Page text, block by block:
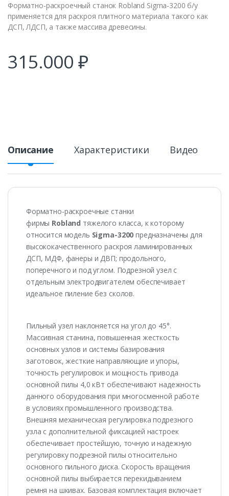
Форматно-раскроечный станок Robland Sigma-3200 б/у
применяется для раскроя плитного материала такого как
ДСП, ЛДСП, а также массива древесины.
315.000 ₽
Описание Характеристики Видео
Форматно-раскроечные станки
фирмы Robland тяжелого класса, к которому
относится модель Sigma-3200 предназначены для
высококачественного раскроя ламинированных
ДСП, МДФ, фанеры и ДВП; продольного,
поперечного и под углом. Подрезной узел с
отдельным электродвигателем обеспечивает
идеальное пиление без сколов.
Пильный узел наклоняется на угол до 45°.
Массивная станина, повышенная жесткость
основных узлов и системы базирования
заготовок, жесткие направляющие и упоры,
точность регулировок и мощность привода
основной пилы 4,0 кВт обеспечивают надежность
данного оборудования при многосменной работе
в условиях промышленного производства.
Внешняя механическая регулировка подрезного
узла с дополнительной фиксацией настроек
обеспечивает простейшую, точную и надежную
регулировку подрезной пилы относительно
основного пильного диска. Скорость вращения
основной пилы выбирается перекидыванием
ремня на шкивах. Базовая комплектация включает